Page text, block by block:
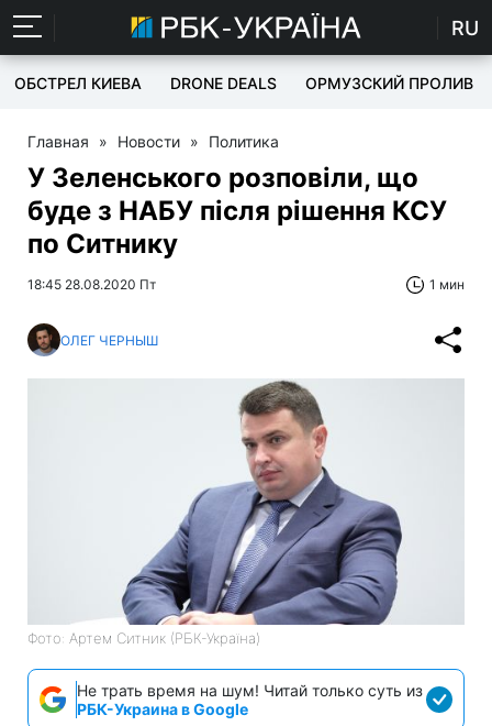
RU
ОБСТРЕЛ КИЕВА DRONE DEALS ОРМУЗСКИЙ ПРОЛИВ
Главная » Новости » Политика
У Зеленського розповіли, що
буде з НАБУ після рішення КСУ
по Ситнику
18:45 28.08.2020 Пт 1 мин
ОЛЕГ ЧЕРНЫШ
Фото: Артем Ситник (РБК-Україна)
Не трать время на шум! Читай только суть из
РБК-Украина в Google